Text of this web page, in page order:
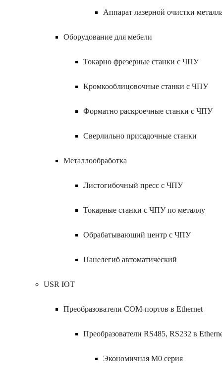
Аппарат лазерной очистки
Оборудование для мебели
Токарно фрезерные станки с ЧПУ
Кромкооблицовочные станки с ЧПУ
Форматно раскроечные станки с ЧПУ
Сверлильно присадочные станки
Металлообработка
Листогибочный пресс с ЧПУ
Токарные станки с ЧПУ по металлу
Обрабатывающий центр с ЧПУ
Панелегиб автоматический
USR IOT
Преобразователи COM-портов в Ethernet
Преобразователи RS485, RS232 в
Экономичная M0 серия